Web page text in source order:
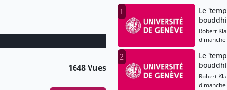
1648 Vues
1
Le
Robert
2
Le
Robert